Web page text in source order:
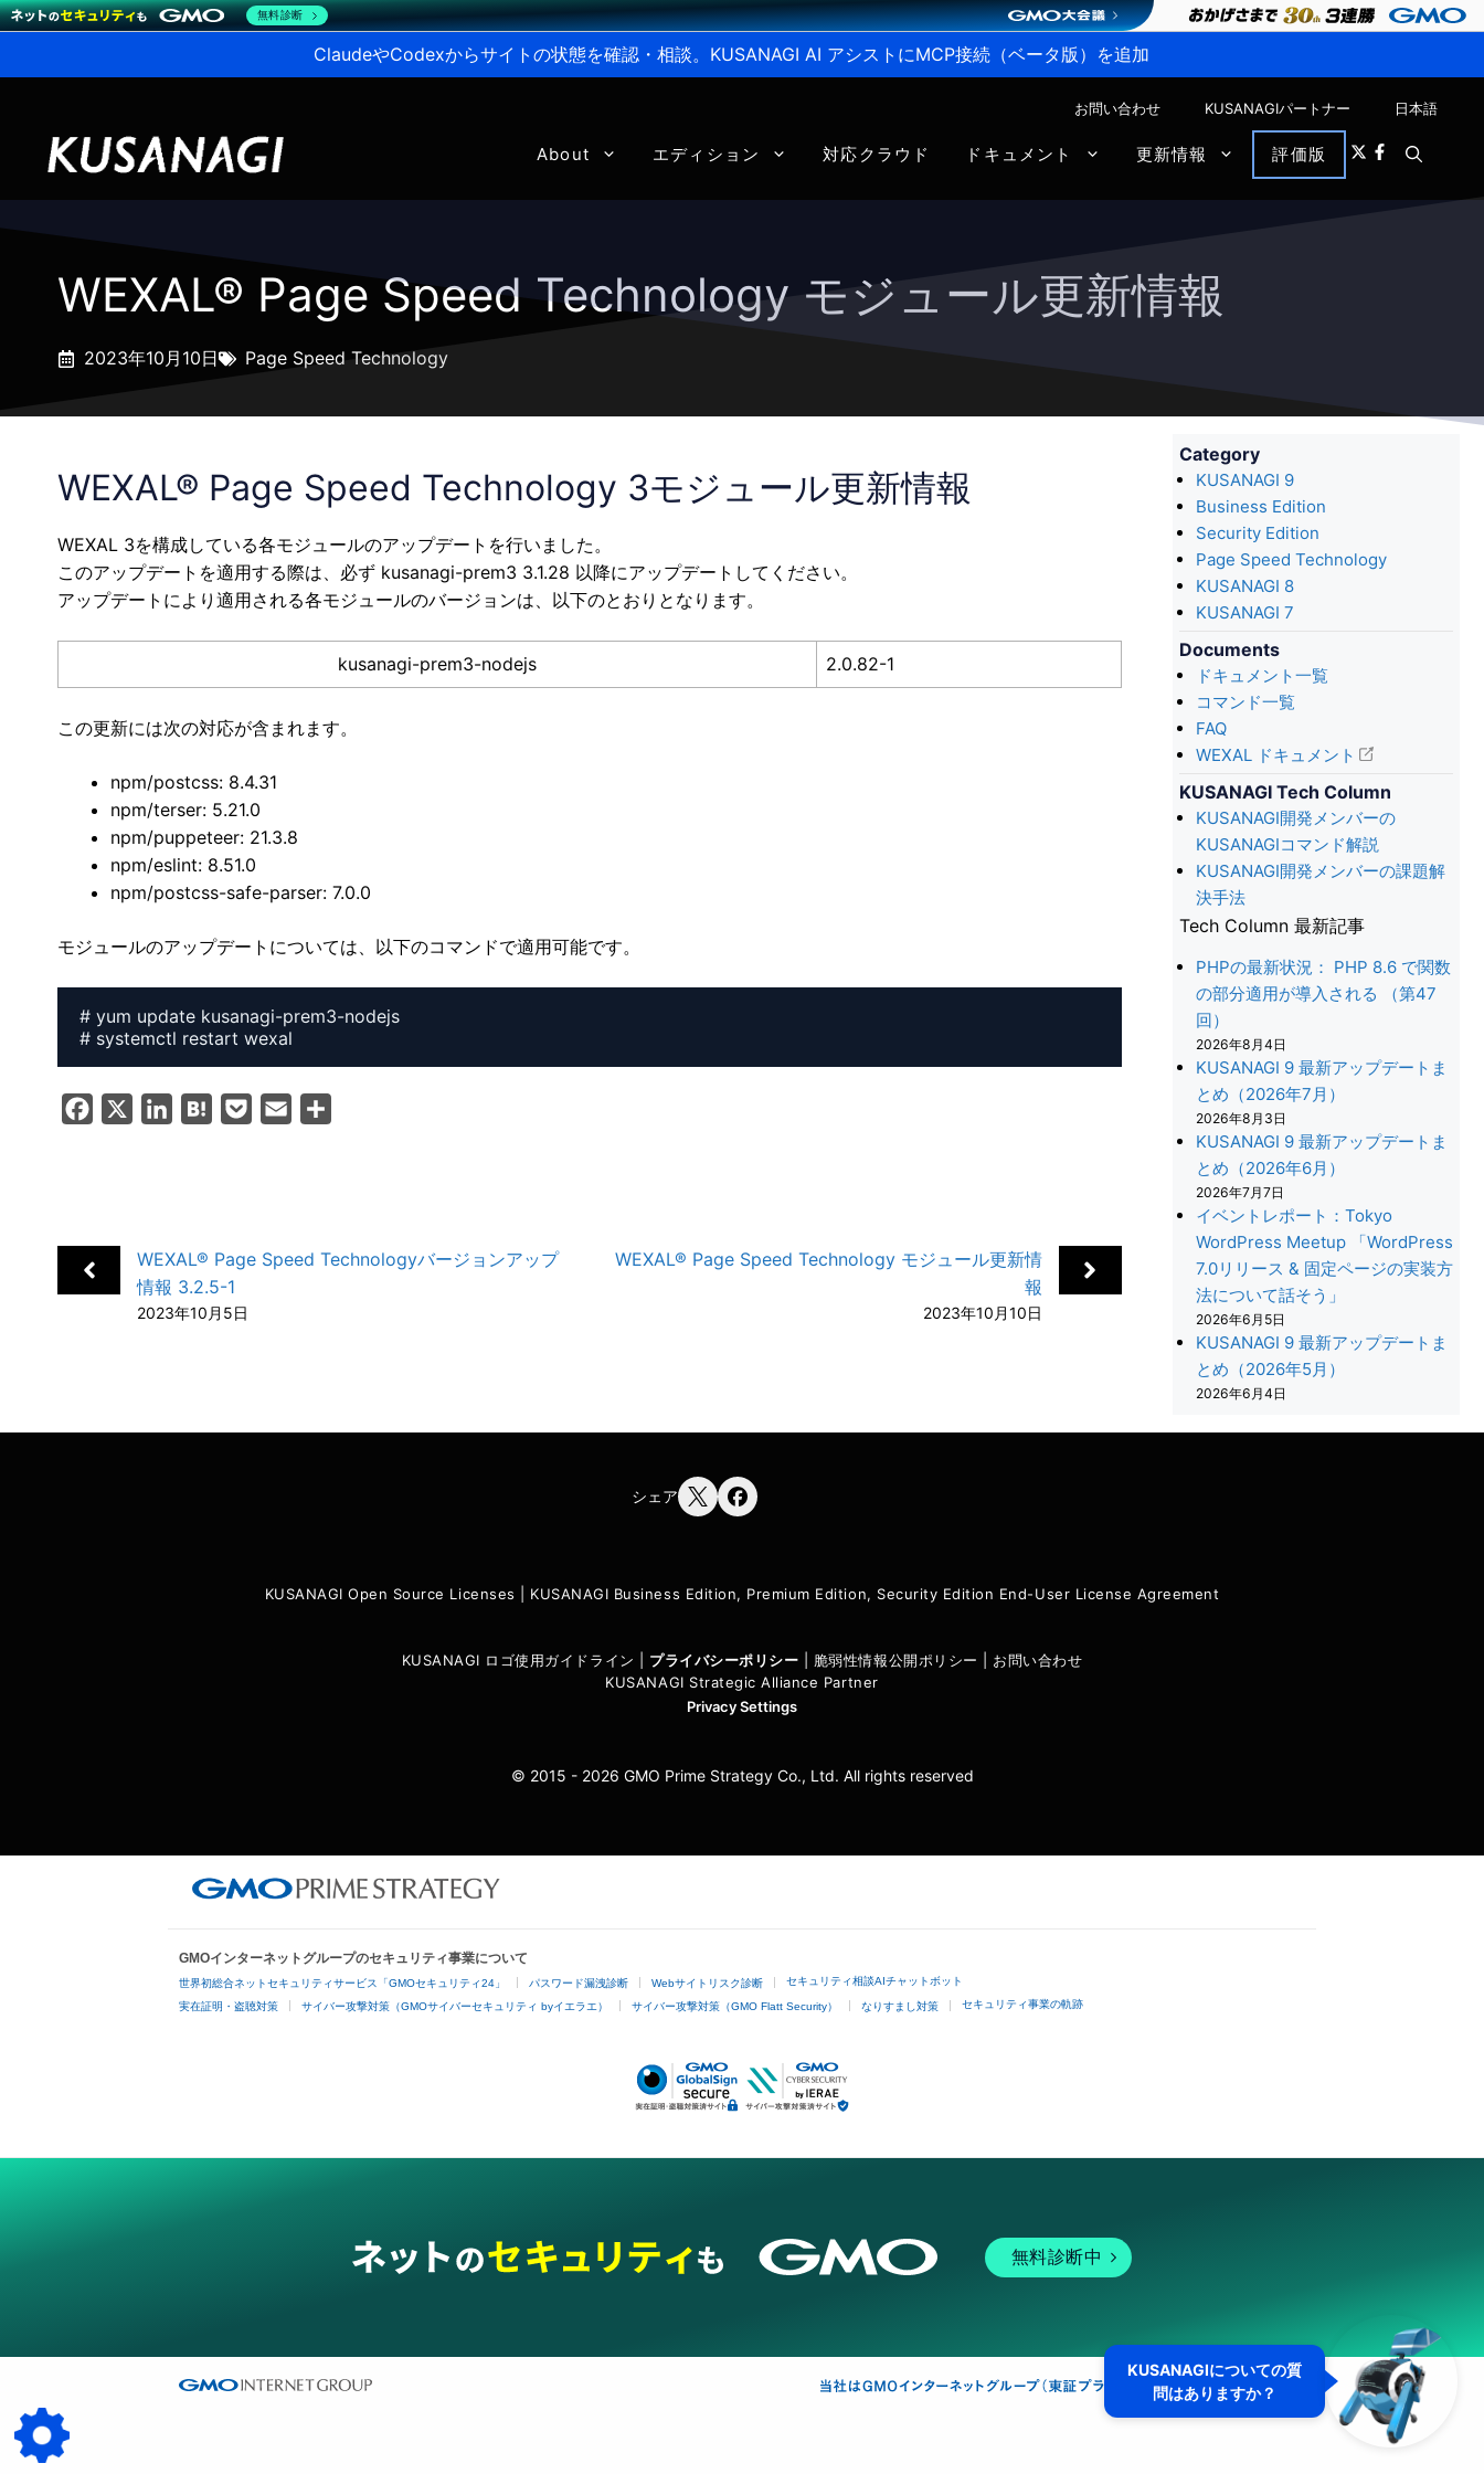
ClaudeやCodexからサイトの状態を確認・相談。KUSANAGI AI アシストにMCP接続（ベータ版）を追加
お問い合わせ KUSANAGIパートナー 日本語
About エディション 対応クラウド ドキュメント 更新情報 評価版
WEXAL® Page Speed Technology モジュール更新情報
2023年10月10日 Page Speed Technology
WEXAL® Page Speed Technology 3モジュール更新情報
WEXAL 3を構成している各モジュールのアップデートを行いました。
このアップデートを適用する際は、必ず kusanagi-prem3 3.1.28 以降にアップデートしてください。
アップデートにより適用される各モジュールのバージョンは、以下のとおりとなります。
kusanagi-prem3-nodejs 2.0.82-1
この更新には次の対応が含まれます。
npm/postcss: 8.4.31
npm/terser: 5.21.0
npm/puppeteer: 21.3.8
npm/eslint: 8.51.0
npm/postcss-safe-parser: 7.0.0
モジュールのアップデートについては、以下のコマンドで適用可能です。
# yum update kusanagi-prem3-nodejs
# systemctl restart wexal
o
o
d
n
a
t
WEXAL® Page Speed Technologyバージョンアップ
情報 3.2.5-1
2023年10月5日
WEXAL® Page Speed Technology モジュール更新情
報
2023年10月10日
Category
KUSANAGI 9
Business Edition
Security Edition
Page Speed Technology
KUSANAGI 8
KUSANAGI 7
Documents
ドキュメント一覧
コマンド一覧
FAQ
WEXAL ドキュメント
KUSANAGI Tech Column
KUSANAGI開発メンバーの
KUSANAGIコマンド解説
KUSANAGI開発メンバーの課題解
決手法
Tech Column 最新記事
PHPの最新状況： PHP 8.6 で関数
の部分適用が導入される （第47
回）
2026年8月4日
KUSANAGI 9 最新アップデートま
とめ（2026年7月）
2026年8月3日
KUSANAGI 9 最新アップデートま
とめ（2026年6月）
2026年7月7日
イベントレポート：Tokyo
WordPress Meetup 「WordPress
7.0リリース & 固定ページの実装方
法について話そう」
2026年6月5日
KUSANAGI 9 最新アップデートま
とめ（2026年5月）
2026年6月4日
シェア
KUSANAGI Open Source Licenses KUSANAGI Business Edition, Premium Edition, Security Edition End-User License Agreement
KUSANAGI ロゴ使用ガイドライン プライバシーポリシー 脆弱性情報公開ポリシー
お問い合わせ
KUSANAGI Strategic Alliance Partner
Privacy Settings
© 2015 - 2026 GMO Prime Strategy Co., Ltd. All rights reserved
GMOインターネットグループのセキュリティ事業について
世界初総合ネットセキュリティサービス「GMOセキュリティ24」 パスワード漏洩診断 Webサイトリスク診断 セキュリティ相談AIチャットボット
実在証明・盗聴対策 サイバー攻撃対策（GMOサイバーセキュリティ byイエラエ） サイバー攻撃対策（GMO Flatt Security） なりすまし対策 セキュリティ事業の軌跡
無料診断中
KUSANAGIについての質
問はありますか？
A- A+
無料診断